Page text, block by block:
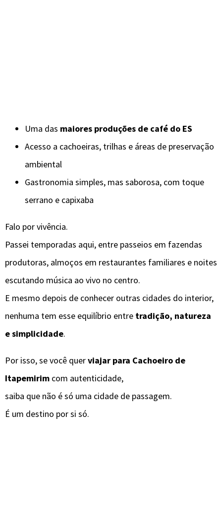
Uma das maiores produções de café do ES
Acesso a cachoeiras, trilhas e áreas de preservação
ambiental
Gastronomia simples, mas saborosa, com toque
serrano e capixaba
Falo por vivência.
Passei temporadas aqui, entre passeios em fazendas
produtoras, almoços em restaurantes familiares e noites
escutando música ao vivo no centro.
E mesmo depois de conhecer outras cidades do interior,
nenhuma tem esse equilíbrio entre tradição, natureza
e simplicidade.
Por isso, se você querviajar para Cachoeiro de
Itapemirim com autenticidade,
saiba que não é só uma cidade de passagem.
É um destino por si só.